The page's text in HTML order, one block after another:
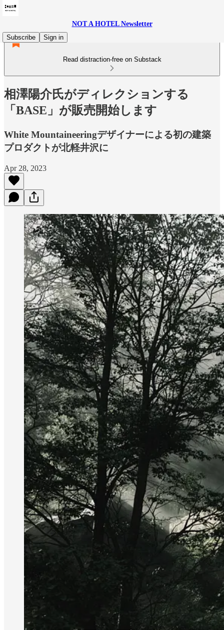
NOT A HOTEL Newsletter
Subscribe
Sign in
Read distraction-free on Substack
相澤陽介氏がディレクションする
「BASE」が販売開始します
White Mountaineeringデザイナーによる初の建築
プロダクトが北軽井沢に
Apr 28, 2023